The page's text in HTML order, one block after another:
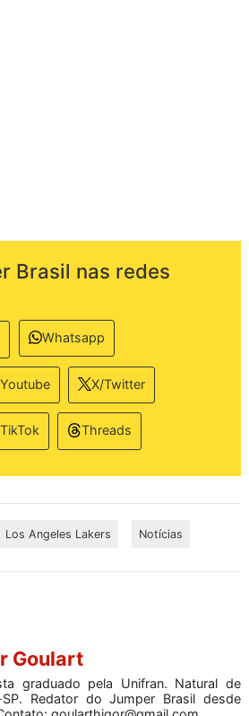
Brasil nas redes
Whatsapp
Youtube X/Twitter
TikTok Threads
Los Angeles Lakers Notícias
Goulart
graduado pela Unifran. Natural de
SP. Redator do Jumper Brasil desde